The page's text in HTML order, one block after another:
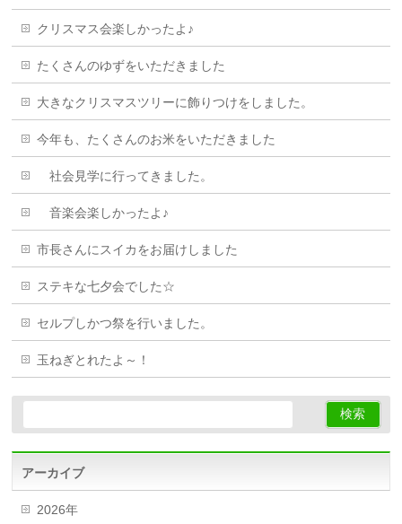
クリスマス会楽しかったよ♪
たくさんのゆずをいただきました
大きなクリスマスツリーに飾りつけをしました。
今年も、たくさんのお米をいただきました
社会見学に行ってきました。
音楽会楽しかったよ♪
市長さんにスイカをお届けしました
ステキな七夕会でした☆
セルプしかつ祭を行いました。
玉ねぎとれたよ～！
アーカイブ
2026年